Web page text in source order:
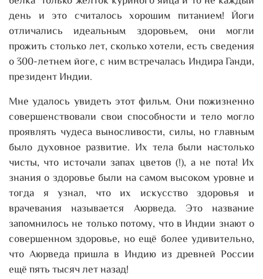
день и это считалось хорошим питанием! Йоги
отличались идеальным здоровьем, они могли
прожить столько лет, сколько хотели, есть сведения
о 300-летнем йоге, с ним встречалась Индира Ганди,
президент Индии.
Мне удалось увидеть этот фильм. Они пожизненно
совершенствовали свои способности и тело могло
проявлять чудеса выносливости, силы, но главным
было духовное развитие. Их тела были настолько
чисты, что источали запах цветов (!), а не пота! Их
знания о здоровье были на самом высоком уровне и
тогда я узнал, что их искусство здоровья и
врачевания называется Аюрведа. Это название
запомнилось не только потому, что в Индии знают о
совершенном здоровье, но ещё более удивительно,
что Аюрведа пришла в Индию из древней России
ещё пять тысяч лет назад!